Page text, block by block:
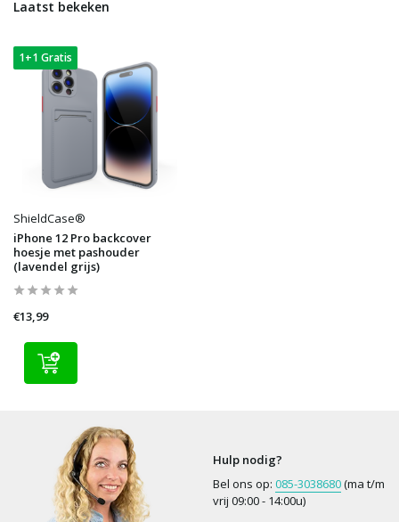
Laatst bekeken
1+1 Gratis
ShieldCase®
iPhone 12 Pro backcover
hoesje met pashouder
(lavendel grijs)
€13,99
Hulp nodig?
Bel ons op: 085-3038680(ma t/m
vrij 09:00 - 14:00u)